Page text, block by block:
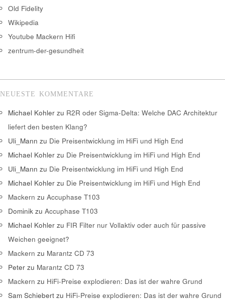
Old Fidelity
Wikipedia
Youtube Mackern Hifi
zentrum-der-gesundheit
NEUESTE KOMMENTARE
Michael Kohler zu R2R oder Sigma-Delta: Welche DAC Architektur
liefert den besten Klang?
Uli_Mann zu Die Preisentwicklung im HiFi und High End
Michael Kohler zu Die Preisentwicklung im HiFi und High End
Uli_Mann zu Die Preisentwicklung im HiFi und High End
Michael Kohler zu Die Preisentwicklung im HiFi und High End
Mackern zu Accuphase T103
Dominik zu Accuphase T103
Michael Kohler zu FIR Filter nur Vollaktiv oder auch für passive
Weichen geeignet?
Mackern zu Marantz CD 73
Peter zu Marantz CD 73
Mackern zu HiFi-Preise explodieren: Das ist der wahre Grund
Sam Schiebert zu HiFi-Preise explodieren: Das ist der wahre Grund